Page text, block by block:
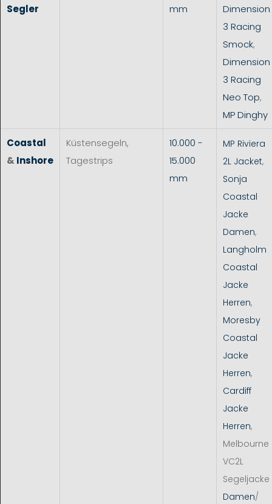
Segler mm
Dimension
3 Racing
Smock,
Dimension
3 Racing
Neo Top,
MP Dinghy
Coastal
& Inshore
Küstensegeln,
Tagestrips
10.000 -
15.000
mm
MP Riviera
2L Jacket,
Sonja
Coastal
Jacke
Damen,
Langholm
Coastal
Jacke
Herren,
Moresby
Coastal
Jacke
Herren,
Cardiff
Jacke
Herren,
Melbourne
VC2L
Segeljacke
Damen/